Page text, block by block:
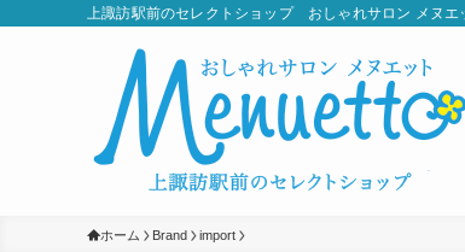
上諏訪駅前のセレクトショップ おしゃれサロン メヌエ
ホーム Brand import